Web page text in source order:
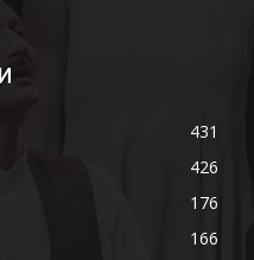
431
426
176
166